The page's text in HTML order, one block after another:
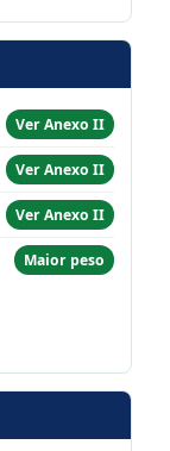
Ver Anexo II
Ver Anexo II
Ver Anexo II
Maior peso